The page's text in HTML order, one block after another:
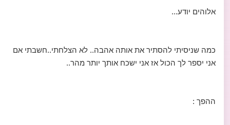
אלוהים יודע...
כמה שניסיתי להסתיר את אותה אהבה.. לא הצלחתי..חשבתי אם
אני יספר לך הכול אז אני ישכח אותך יותר מהר..
ההפך :